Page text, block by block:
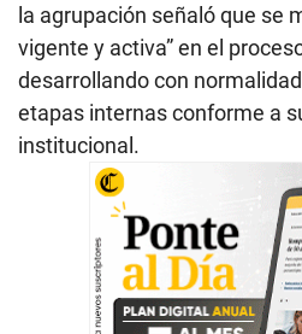
la agrupación señaló que se
vigente y activa” en el
desarrollando con
etapas internas conforme a
institucional.